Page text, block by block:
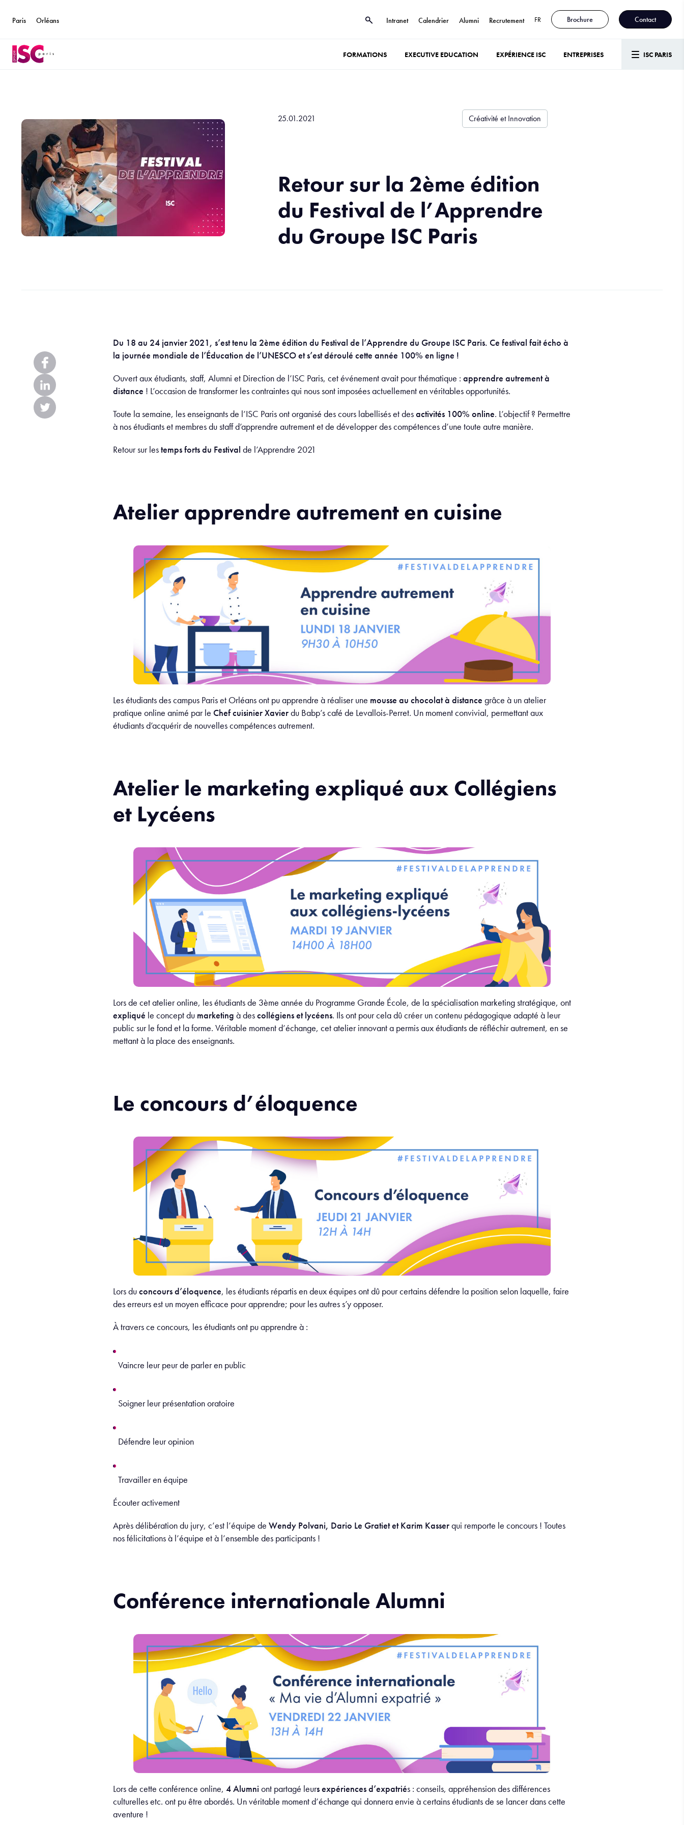
Paris Orléans Intranet Calendrier Alumni Recrutement FR Brochure Contact
FORMATIONS EXECUTIVE EDUCATION EXPÉRIENCE ISC ENTREPRISES ISC PARIS
25.01.2021 Créativité et Innovation
Retour sur la 2ème édition
du Festival de l’Apprendre
du Groupe ISC Paris
Du 18 au 24 janvier 2021, s’est tenu la 2ème édition du Festival de l’Apprendre du Groupe ISC Paris. Ce festival fait écho à
la journée mondiale de l’Éducation de l’UNESCO et s’est déroulé cette année 100% en ligne !
Ouvert aux étudiants, staff, Alumni et Direction de l’ISC Paris, cet événement avait pour thématique : apprendre autrement à
distance ! L’occasion de transformer les contraintes qui nous sont imposées actuellement en véritables opportunités.
Toute la semaine, les enseignants de l’ISC Paris ont organisé des cours labellisés et desactivités 100% online. L’objectif ? Permettre
à nos étudiants et membres du staff d’apprendre autrement et de développer des compétences d’une toute autre manière.
Retour sur lestemps forts du Festival de l’Apprendre 2021
Atelier apprendre autrement en cuisine
Les étudiants des campus Paris et Orléans ont pu apprendre à réaliser une mousse au chocolat à distance grâce à un atelier
pratique online animé par le Chef cuisinier Xavierdu Babp’s café de Levallois-Perret. Un moment convivial, permettant aux
étudiants d’acquérir de nouvelles compétences autrement.
Atelier le marketing expliqué aux Collégiens
et Lycéens
Lors de cet atelier online, les étudiants de 3ème année du Programme Grande École, de la spécialisation marketing stratégique, ont
expliqué le concept du marketing à descollégiens et lycéens. Ils ont pour cela dû créer un contenu pédagogique adapté à leur
public sur le fond et la forme. Véritable moment d’échange, cet atelier innovant a permis aux étudiants de réfléchir autrement, en se
mettant à la place des enseignants.
Le concours d’éloquence
Lors duconcours d’éloquence, les étudiants répartis en deux équipes ont dû pour certains défendre la position selon laquelle, faire
des erreurs est un moyen efficace pour apprendre; pour les autres s’y opposer.
À travers ce concours, les étudiants ont pu apprendre à :
Vaincre leur peur de parler en public
Soigner leur présentation oratoire
Défendre leur opinion
Travailler en équipe
Écouter activement
Après délibération du jury, c’est l’équipe de Wendy Polvani, Dario Le Gratiet et Karim Kasserqui remporte le concours ! Toutes
nos félicitations à l’équipe et à l’ensemble des participants !
Conférence internationale Alumni
Lors de cette conférence online, 4 Alumni ont partagé leurs expériences d’expatriés : conseils, appréhension des différences
culturelles etc. ont pu être abordés. Un véritable moment d’échange qui donnera envie à certains étudiants de se lancer dans cette
aventure !